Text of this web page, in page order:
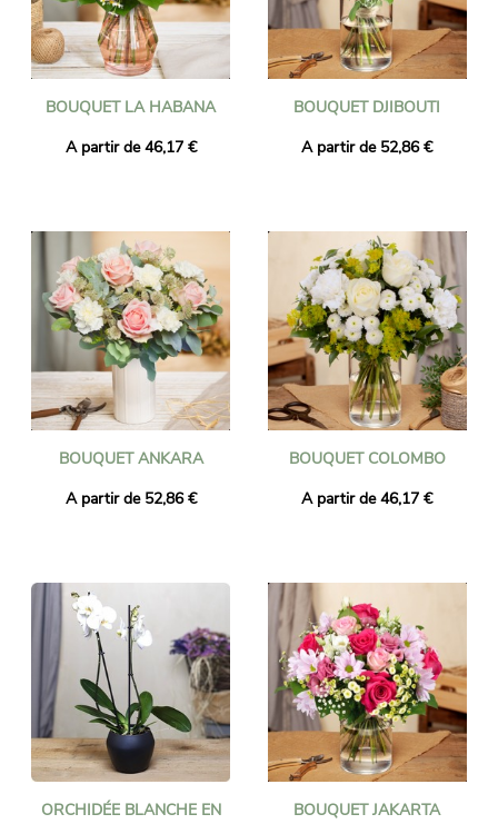
BOUQUET LA HABANA
A partir de 46,17 €
BOUQUET DJIBOUTI
A partir de 52,86 €
BOUQUET ANKARA
A partir de 52,86 €
BOUQUET COLOMBO
A partir de 46,17 €
ORCHIDÉE BLANCHE EN
BOUQUET JAKARTA